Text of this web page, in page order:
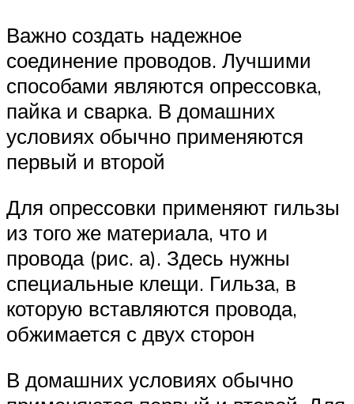
Важно создать надежное
соединение проводов. Лучшими
способами являются опрессовка,
пайка и сварка. В домашних
условиях обычно применяются
первый и второй
Для опрессовки применяют гильзы
из того же материала, что и
провода (рис. а). Здесь нужны
специальные клещи. Гильза, в
которую вставляются провода,
обжимается с двух сторон
В домашних условиях обычно